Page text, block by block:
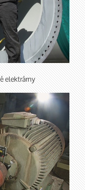
elektrárny